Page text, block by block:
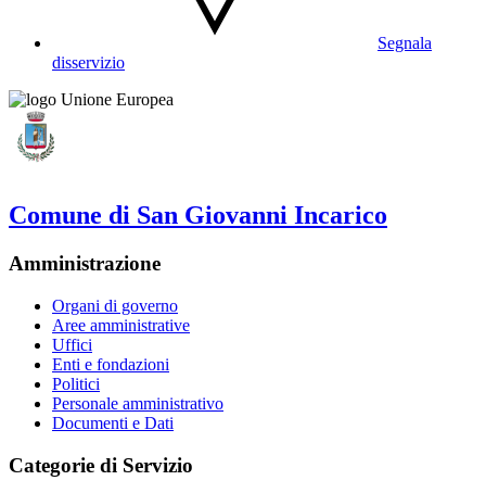
Segnala
disservizio
Comune di San Giovanni Incarico
Amministrazione
Organi di governo
Aree amministrative
Uffici
Enti e fondazioni
Politici
Personale amministrativo
Documenti e Dati
Categorie di Servizio